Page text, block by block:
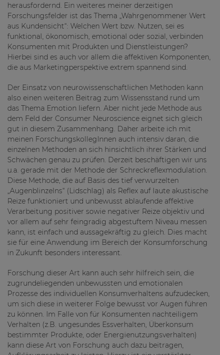
herausfordernd. Ein weiteres meiner derzeitigen
Forschungsfelder ist das Thema „Wahrgenommener Wert
aus Kundensicht“: Welchen Wert bzw. Nutzen, sei es
funktional, ökonomisch, emotional oder sozial, verbinden
Konsumenten mit Produkten und Dienstleistungen?
Hierbei sind es auch vor allem die affektiven Komponenten,
die aus Marketingperspektive extrem spannend sind.
Der Einsatz von neurowissenschaftlichen Methoden kann
also einen weiteren Beitrag zum Wissensstand rund um
das Thema Emotion liefern. Aber nicht jede Methode aus
dem Feld der Consumer Neuroscience eignet sich gleich
gut in diesem Zusammenhang. Daher arbeite ich mit
meinen ForschungskollegInnen auch intensiv daran, die
einzelnen Methoden an sich hinsichtlich ihrer Stärken und
Schwächen genau zu prüfen. Derzeit beschäftigen wir uns
u.a. gerade mit der Methode der Schreckreflexmodulation.
Diese Methode, die auf Basis des tief verwurzelten
„Augenblinzelns“ (Lidschlag) als Reflex auf laute akustische
Reize funktioniert und unbewusst ablaufende affektive
Verarbeitung positiver sowie negativer Reize objektiv und
vor allem auf sehr feingradig abgestuftem Niveau messen
kann, ist einfach und aussagekräftig zu gleich. Dies macht
sie für eine Anwendung im Bereich der Konsumforschung
in Zukunft besonders interessant.
Forschung dieser Art kann auch sehr hilfreich sein, die
zugrundeliegenden unbewussten und emotionalen
Prozesse des individuellen Konsumverhaltens aufzudecken,
um sich diese in weiterer Folge bewusst vor Augen führen
zu können. Im Falle von für Konsumenten nachteiligem
Verhalten (z.B. ungesundes Essverhalten, Überkonsum
bestimmter Produkte, oder Energienutzungsverhalten)
kann diese Art von Forschung auch dazu beitragen,